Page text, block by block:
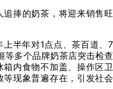
捧的奶茶，将迎来销售旺
半年对1点点、茶百道、7
多个品牌奶茶店突击检查
内食物不加盖、操作区卫
现象普遍存在，引发社会